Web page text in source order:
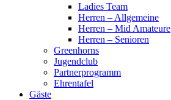
Ladies Team
Herren – Allgemeine
Herren – Mid Amateure
Herren – Senioren
Greenhorns
Jugendclub
Partnerprogramm
Ehrentafel
Gäste